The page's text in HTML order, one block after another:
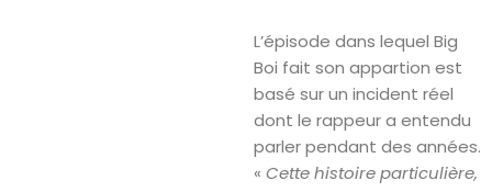
L’épisode dans lequel Big
Boi fait son appartion est
basé sur un incident réel
dont le rappeur a entendu
parler pendant des années.
« Cette histoire particulière,